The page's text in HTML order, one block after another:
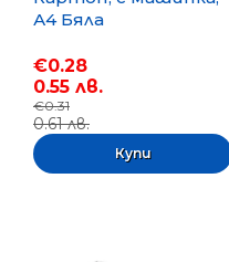
А4 Бяла
€0.28
0.55 лв.
€0.31
0.61 лв.